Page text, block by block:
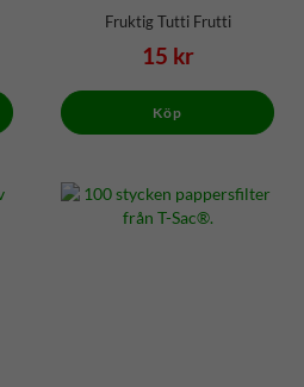
Fruktig Tutti Frutti
15 kr
Köp